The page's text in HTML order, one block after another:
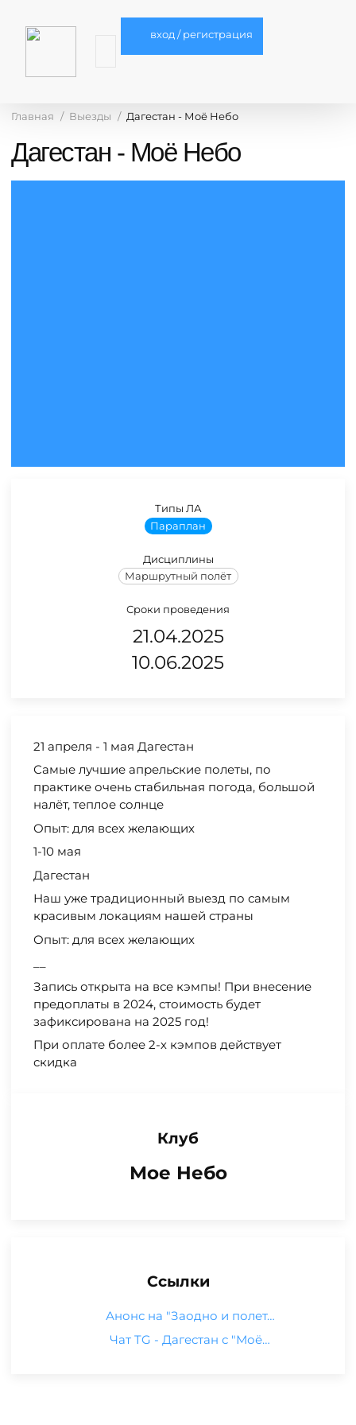
вход / регистрация
Главная Выезды Дагестан - Моё Небо
Дагестан - Моё Небо
Типы ЛА
Параплан
Дисциплины
Маршрутный полёт
Сроки проведения
21.04.2025
10.06.2025
21 апреля - 1 мая Дагестан
Самые лучшие апрельские полеты, по
практике очень стабильная погода, большой
налёт, теплое солнце
Опыт: для всех желающих
1-10 мая
Дагестан
Наш уже традиционный выезд по самым
красивым локациям нашей страны
Опыт: для всех желающих
Запись открыта на все кэмпы! При внесение
предоплаты в 2024, стоимость будет
зафиксирована на 2025 год!
При оплате более 2-х кэмпов действует
скидка
Клуб
Мое Небо
Ссылки
Анонс на "Заодно и полет…
Чат TG - Дагестан с "Моё…